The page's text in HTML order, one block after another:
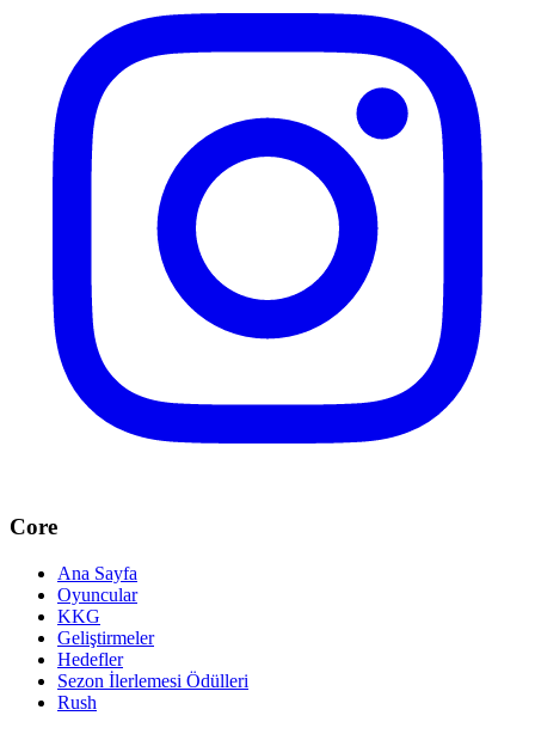
Core
Ana Sayfa
Oyuncular
KKG
Geliştirmeler
Hedefler
Sezon İlerlemesi Ödülleri
Rush